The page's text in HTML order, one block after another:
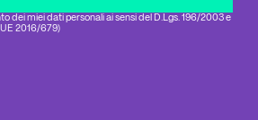
dei miei dati personali ai sensi del D.Lgs. 196/2003 e
2016/679)